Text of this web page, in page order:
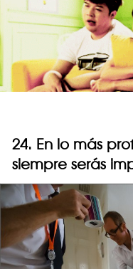
24. En lo más
siempre serás